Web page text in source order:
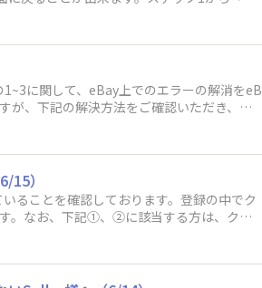
とが出来ます。
に関して、eBay上でのエラーの解消をeB
が、下記の解決方法をご確認いただき、再
、下記の方法で再度修正・登録をお願い
ントタイプを「Individual」から「Busine
Go Back」をクリックし、First Stepから新
のアカウントタイプが現在「Business」で
のアカウントタイプを合わせた上
場合は、「Go Back」をクリックし、First
より「Account Settings」→を選択「Perso
択してアカウントタイプを変更くださ
いない方へ ・情報修正が必要な方（生年
in"）から進めるも、ログインできない
15）
ることを確認しております。登録の中でク
。なお、下記①、②に該当する方は、クレ
ラーポータルの窓口までお問い合わせい
の再度登録をお進めいただけますよう
た正しい状態に修正をお願い致します。②